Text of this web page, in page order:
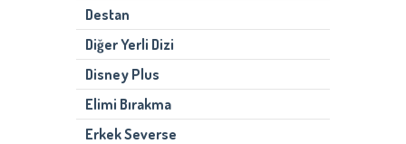
Destan
Diğer Yerli Dizi
Disney Plus
Elimi Bırakma
Erkek Severse